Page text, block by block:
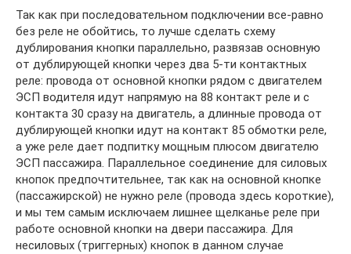
Так как при последовательном подключении все-равно
без реле не обойтись, то лучше сделать схему
дублирования кнопки параллельно, развязав основную
от дублирующей кнопки через два 5-ти контактных
реле: провода от основной кнопки рядом с двигателем
ЭСП водителя идут напрямую на 88 контакт реле и с
контакта 30 сразу на двигатель, а длинные провода от
дублирующей кнопки идут на контакт 85 обмотки реле,
а уже реле дает подпитку мощным плюсом двигателю
ЭСП пассажира. Параллельное соединение для силовых
кнопок предпочтительнее, так как на основной кнопке
(пассажирской) не нужно реле (провода здесь короткие),
и мы тем самым исключаем лишнее щелканье реле при
работе основной кнопки на двери пассажира. Для
несиловых (триггерных) кнопок в данном случае